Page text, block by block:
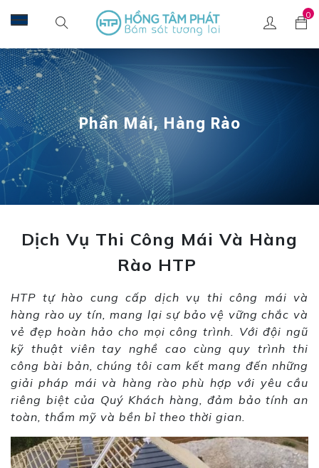
0
Phần Mái, Hàng Rào
Dịch Vụ Thi Công Mái Và Hàng
Rào HTP
HTP tự hào cung cấp dịch vụ thi công mái và
hàng rào uy tín, mang lại sự bảo vệ vững chắc và
vẻ đẹp hoàn hảo cho mọi công trình. Với đội ngũ
kỹ thuật viên tay nghề cao cùng quy trình thi
công bài bản, chúng tôi cam kết mang đến những
giải pháp mái và hàng rào phù hợp với yêu cầu
riêng biệt của Quý Khách hàng, đảm bảo tính an
toàn, thẩm mỹ và bền bỉ theo thời gian.